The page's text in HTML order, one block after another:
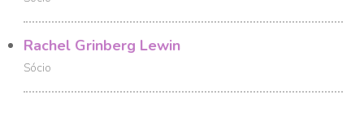
Rachel Grinberg Lewin
Sócio